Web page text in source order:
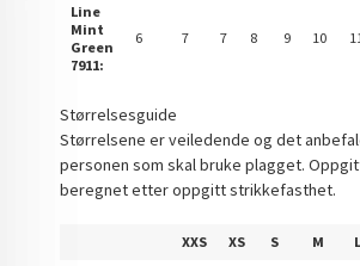
Line
Mint
Green
7911:
6 7 7 8 9 10 11
Størrelsesguide
Størrelsene er veiledende og det
personen som skal bruke plagget.
beregnet etter oppgitt strikkefasthet.
XXS XS S M L